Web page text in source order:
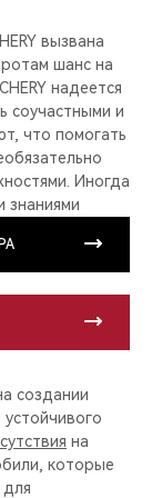
вызвана
шанс на
надеется
соучастными и
что помогать
Иногда
знаниями
создании
на
которые